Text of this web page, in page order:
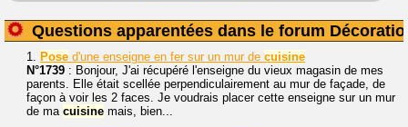
Questions apparentées dans le forum
1. Pose d'une enseigne en fer sur un mur de cuisine
N°1739 : Bonjour, J'ai récupéré l'enseigne du vieux magasin de mes
parents. Elle était scellée perpendiculairement au mur de façade, de
façon à voir les 2 faces. Je voudrais placer cette enseigne sur un mur
de ma cuisine mais, bien...